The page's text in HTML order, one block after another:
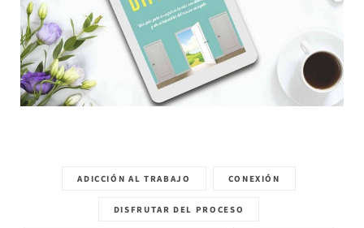
ADICCIÓN AL TRABAJO CONEXIÓN
DISFRUTAR DEL PROCESO